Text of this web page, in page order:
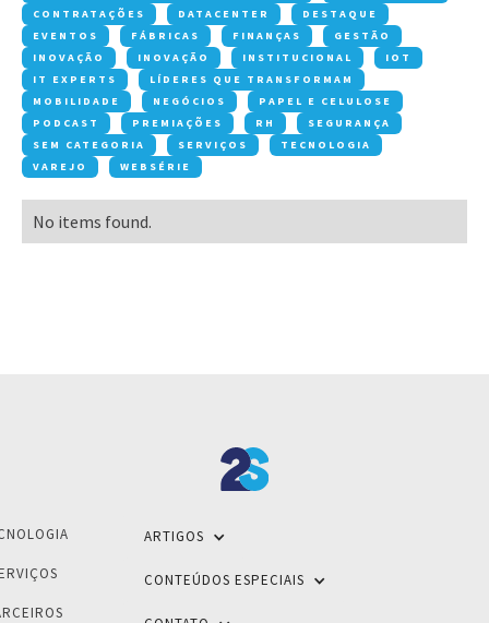
CONTRATAÇÕES
DATACENTER
DESTAQUE
EVENTOS
FÁBRICAS FINANÇAS
GESTÃO
INOVAÇÃO
INOVAÇÃO INSTITUCIONAL
IOT
IT EXPERTS
LÍDERES QUE TRANSFORMAM
MOBILIDADE
NEGÓCIOS
PAPEL E CELULOSE
PODCAST
PREMIAÇÕES RH
SEGURANÇA
SEM CATEGORIA
SERVIÇOS
TECNOLOGIA
VAREJO
WEBSÉRIE
No items found.
ARTIGOS
CONTEÚDOS ESPECIAIS